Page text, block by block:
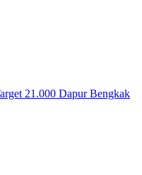
21.000 Dapur Bengkak